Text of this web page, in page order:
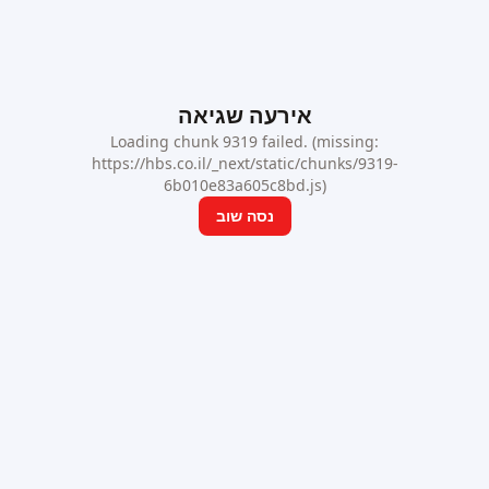
אירעה שגיאה
Loading chunk 9319 failed. (missing:
https://hbs.co.il/_next/static/chunks/9319-
6b010e83a605c8bd.js)